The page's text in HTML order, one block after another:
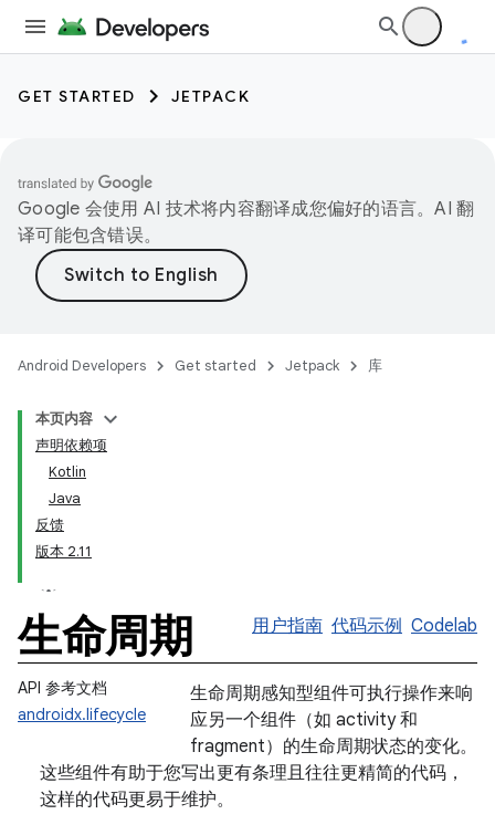
GET STARTED JETPACK
Google 会使用 AI 技术将内容翻译成您偏好的语言。AI 翻
译可能包含错误。
Android Developers Get started Jetpack 库
本页内容
声明依赖项
Kotlin
Java
反馈
版本 2.11
生命周期 用户指南 代码示例 Codelab
API 参考文档
androidx.lifecycle
生命周期感知型组件可执行操作来响
应另一个组件（如 activity 和
fragment）的生命周期状态的变化。
这些组件有助于您写出更有条理且往往更精简的代码，
这样的代码更易于维护。